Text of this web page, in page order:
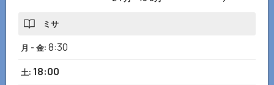
ミサ
月 - 金: 8:30
土: 18:00